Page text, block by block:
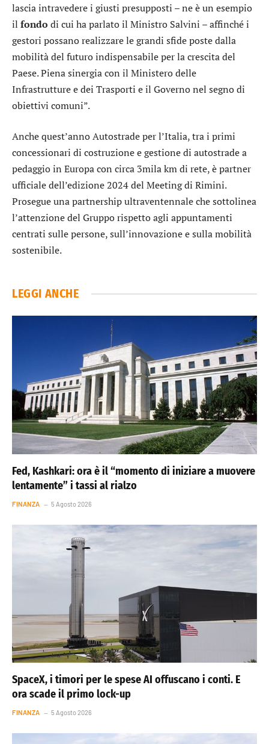
lascia intravedere i giusti presupposti – ne è un esempio
il fondo di cui ha parlato il Ministro Salvini – affinché i
gestori possano realizzare le grandi sfide poste dalla
mobilità del futuro indispensabile per la crescita del
Paese. Piena sinergia con il Ministero delle
Infrastrutture e dei Trasporti e il Governo nel segno di
obiettivi comuni”.
Anche quest’anno Autostrade per l’Italia, tra i primi
concessionari di costruzione e gestione di autostrade a
pedaggio in Europa con circa 3mila km di rete, è partner
ufficiale dell’edizione 2024 del Meeting di Rimini.
Prosegue una partnership ultraventennale che sottolinea
l’attenzione del Gruppo rispetto agli appuntamenti
centrati sulle persone, sull’innovazione e sulla mobilità
sostenibile.
LEGGI ANCHE
Fed, Kashkari: ora è il “momento di iniziare a muovere
lentamente” i tassi al rialzo
FINANZA 5 Agosto 2026
SpaceX, i timori per le spese AI offuscano i conti. E
ora scade il primo lock-up
FINANZA 5 Agosto 2026